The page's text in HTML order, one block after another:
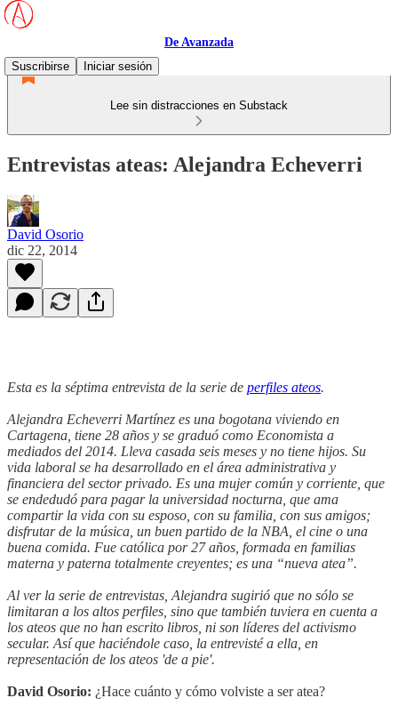
De Avanzada
Suscribirse
Iniciar sesión
Lee sin distracciones en Substack
Entrevistas ateas: Alejandra Echeverri
David Osorio
dic 22, 2014
Esta es la séptima entrevista de la serie de perfiles ateos.
Alejandra Echeverri Martínez es una bogotana viviendo en
Cartagena, tiene 28 años y se graduó como Economista a
mediados del 2014. Lleva casada seis meses y no tiene hijos. Su
vida laboral se ha desarrollado en el área administrativa y
financiera del sector privado. Es una mujer común y corriente, que
se endedudó para pagar la universidad nocturna, que ama
compartir la vida con su esposo, con su familia, con sus amigos;
disfrutar de la música, un buen partido de la NBA, el cine o una
buena comida. Fue católica por 27 años, formada en familias
materna y paterna totalmente creyentes; es una “nueva atea”.
Al ver la serie de entrevistas, Alejandra sugirió que no sólo se
limitaran a los altos perfiles, sino que también tuviera en cuenta a
los ateos que no han escrito libros, ni son líderes del activismo
secular. Así que haciéndole caso, la entrevisté a ella, en
representación de los ateos 'de a pie'.
David Osorio: ¿Hace cuánto y cómo volviste a ser atea?